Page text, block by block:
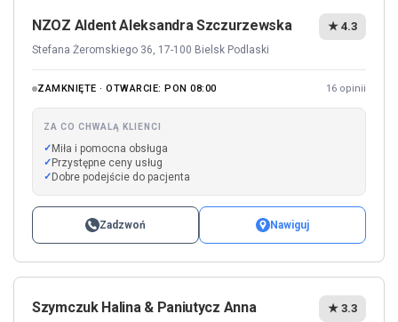
NZOZ Aldent Aleksandra Szczurzewska
Stefana Żeromskiego 36, 17-100 Bielsk Podlaski
★ 4.3
ZAMKNIĘTE · OTWARCIE: PON 08:00 16 opinii
ZA CO CHWALĄ KLIENCI
Miła i pomocna obsługa
Przystępne ceny usług
Dobre podejście do pacjenta
Zadzwoń Nawiguj
Szymczuk Halina & Paniutycz Anna
★ 3.3